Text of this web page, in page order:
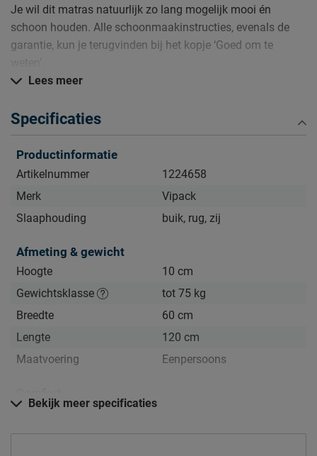
Je wil dit matras natuurlijk zo lang mogelijk mooi én
schoon houden. Alle schoonmaakinstructies, evenals de
garantie, kun je terugvinden bij het kopje ‘Goed om te
Lees meer
Specificaties
Productinformatie
Artikelnummer
1224658
Merk
Vipack
Slaaphouding
buik, rug, zij
Afmeting & gewicht
Hoogte
10 cm
Gewichtsklasse
tot 75 kg
Breedte
60 cm
Lengte
120 cm
Maatvoering
Eenpersoons
Hardheid
Bekijk meer specificaties